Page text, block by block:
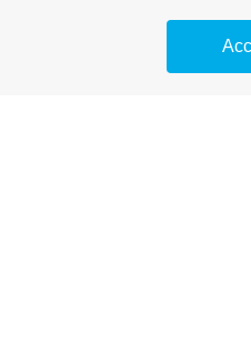
trans